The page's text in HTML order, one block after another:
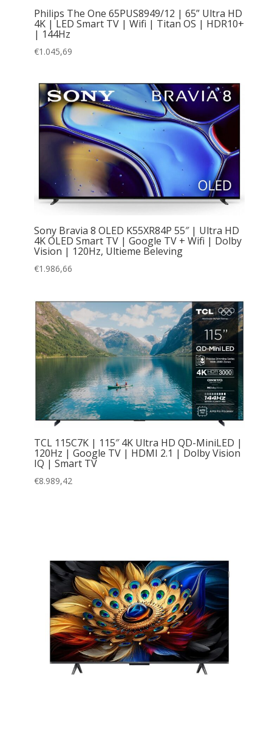
Philips The One 65PUS8949/12 | 65” Ultra HD
4K | LED Smart TV | Wifi | Titan OS | HDR10+
| 144Hz
€1.045,69
Sony Bravia 8 OLED K55XR84P 55″ | Ultra HD
4K OLED Smart TV | Google TV + Wifi | Dolby
Vision | 120Hz, Ultieme Beleving
€1.986,66
TCL 115C7K | 115″ 4K Ultra HD QD-MiniLED |
120Hz | Google TV | HDMI 2.1 | Dolby Vision
IQ | Smart TV
€8.989,42